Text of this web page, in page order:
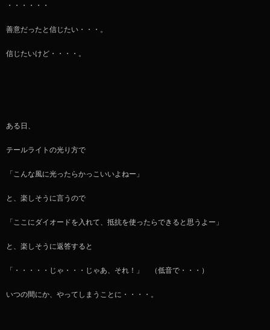
・・・・・・
善意だったと信じたい・・・。
信じたいけど・・・・。
ある日、
テールライトの光り方で
「こんな風に光ったらかっこいいよねー」
と、楽しそうに言うので
「ここにダイオードを入れて、抵抗を使ったらできると思うよー」
と、楽しそうに返答すると
「・・・・・じゃ・・・じゃあ、それ！」 （低音で・・・）
いつの間にか、やってしまうことに・・・・。